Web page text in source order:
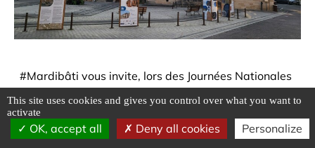
#Mardibâti vous invite, lors des Journées Nationales
(re)découvrir l’exposition « Renaissance de l’îlot de
la Halle » à Bar le Duc.
This site uses cookies and gives you control over what you want to
activate
OK, accept all Deny all cookies Personalize